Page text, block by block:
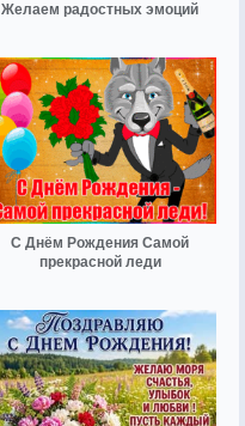
Желаем радостных эмоций
С Днём Рождения Самой
прекрасной леди